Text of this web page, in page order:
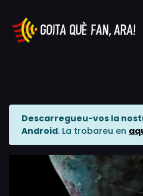
Descarregueu-vos la
Android. La trobareu en